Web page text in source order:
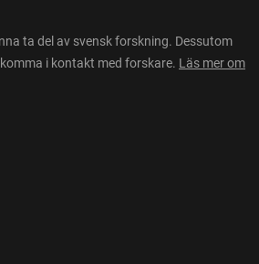
ta del av svensk forskning. Dessutom
i kontakt med forskare. Läs mer om